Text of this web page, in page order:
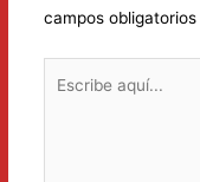
campos